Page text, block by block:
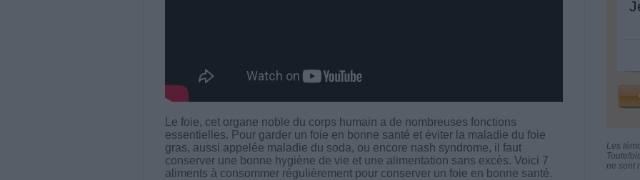
Le foie, cet organe noble du corps humain a de nombreuses fonctions
essentielles. Pour garder un foie en bonne santé et éviter la maladie du foie
gras, aussi appelée maladie du soda, ou encore nash syndrome, il faut
conserver une bonne hygiène de vie et une alimentation sans excès. Voici 7
aliments à consommer régulièrement pour conserver un foie en bonne santé.
Les
ne sont